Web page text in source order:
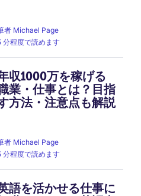
者 Michael Page
分程度で読めます
収1000万を稼げる
業・仕事とは？目指
方法・注意点も解説
者 Michael Page
分程度で読めます
語を活かせる仕事に